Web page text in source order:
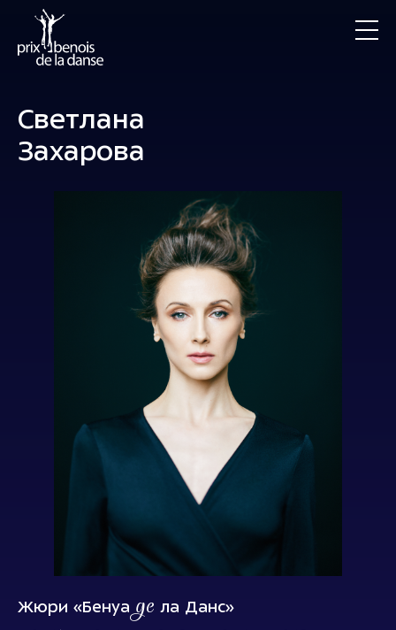
Светлана
Захарова
Жюри «Бенуа де ла Данс»